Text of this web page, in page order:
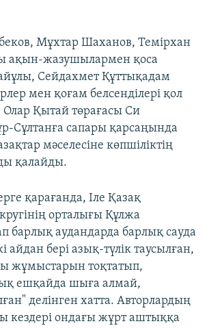
Мұхтар Шаханов, Темірхан
ақын-жазушылармен қоса
Сейдахмет Құттықадам
мен қоғам белсенділері қол
Олар Қытай төрағасы Си
Сұлтанға сапары қарсаңында
мәселесіне көпшіліктің
қалайды.
қарағанда, Іле Қазақ
орталығы Құлжа
барлық аудандарда барлық сауда
айдан бері азық-түлік таусылған,
жұмыстарын тоқтатып,
ешқайда шыға алмай,
делінген хатта. Авторлардың
кездері ондағы жұрт аштыққа